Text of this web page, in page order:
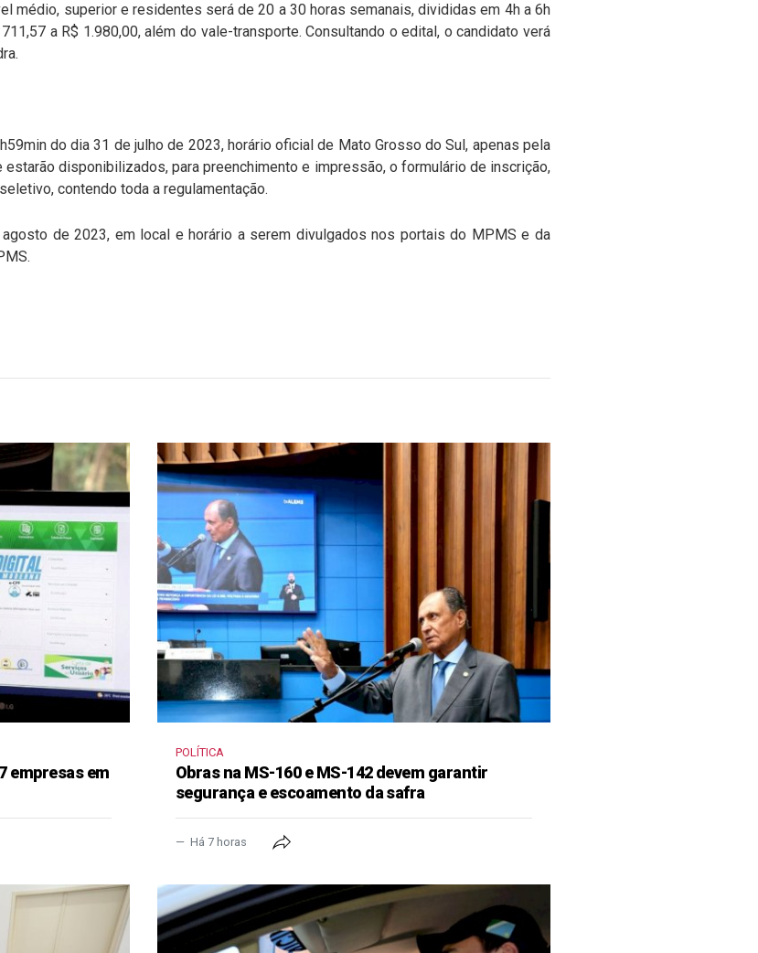
médio, superior e residentes será de 20 a 30 horas semanais, divididas em 4h a 6h
a R$ 1.980,00, além do vale-transporte. Consultando o edital, o candidato verá
do dia 31 de julho de 2023, horário oficial de Mato Grosso do Sul, apenas pela
estarão disponibilizados, para preenchimento e impressão, o formulário de inscrição,
contendo toda a regulamentação.
de 2023, em local e horário a serem divulgados nos portais do MPMS e da
empresas em
POLÍTICA
Obras na MS-160 e MS-142 devem garantir
segurança e escoamento da safra
Há 7 horas